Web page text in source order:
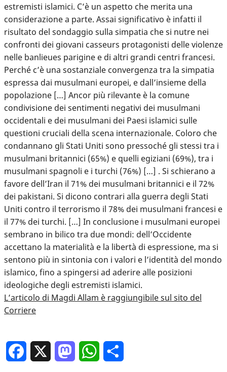
estremisti islamici. C’è un aspetto che merita una
considerazione a parte. Assai significativo è infatti il
risultato del sondaggio sulla simpatia che si nutre nei
confronti dei giovani casseurs protagonisti delle violenze
nelle banlieues parigine e di altri grandi centri francesi.
Perché c’è una sostanziale convergenza tra la simpatia
espressa dai musulmani europei, e dall’insieme della
popolazione […] Ancor più rilevante è la comune
condivisione dei sentimenti negativi dei musulmani
occidentali e dei musulmani dei Paesi islamici sulle
questioni cruciali della scena internazionale. Coloro che
condannano gli Stati Uniti sono pressoché gli stessi tra i
musulmani britannici (65%) e quelli egiziani (69%), tra i
musulmani spagnoli e i turchi (76%) […] . Si schierano a
favore dell’Iran il 71% dei musulmani britannici e il 72%
dei pakistani. Si dicono contrari alla guerra degli Stati
Uniti contro il terrorismo il 78% dei musulmani francesi e
il 77% dei turchi. […] In conclusione i musulmani europei
sembrano in bilico tra due mondi: dell’Occidente
accettano la materialità e la libertà di espressione, ma si
sentono più in sintonia con i valori e l’identità del mondo
islamico, fino a spingersi ad aderire alle posizioni
ideologiche degli estremisti islamici.
L’articolo di Magdi Allam è raggiungibile sul sito del
Corriere
Facebook MastodonWhatsApp